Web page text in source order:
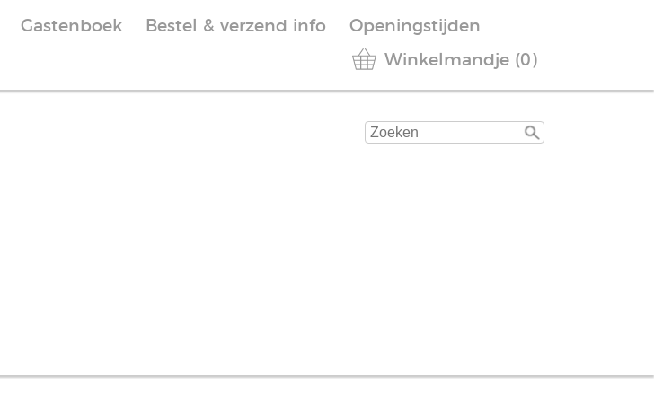
Gastenboek Bestel & verzend info Openingstijden
Winkelmandje (0)